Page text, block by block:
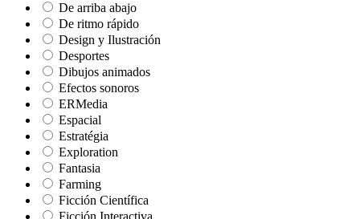
De arriba abajo
De ritmo rápido
Design y Ilustración
Desportes
Dibujos animados
Efectos sonoros
ERMedia
Espacial
Estratégia
Exploration
Fantasia
Farming
Ficción Científica